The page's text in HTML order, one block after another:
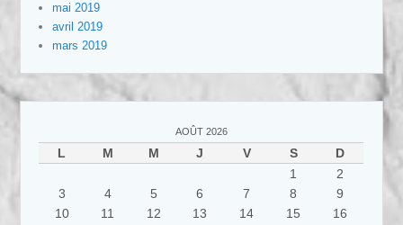
mai 2019
avril 2019
mars 2019
AOÛT 2026
L M M J V S
D
1
2
3
4 5 6 7 8
9
10
11 12 13 14 15
16